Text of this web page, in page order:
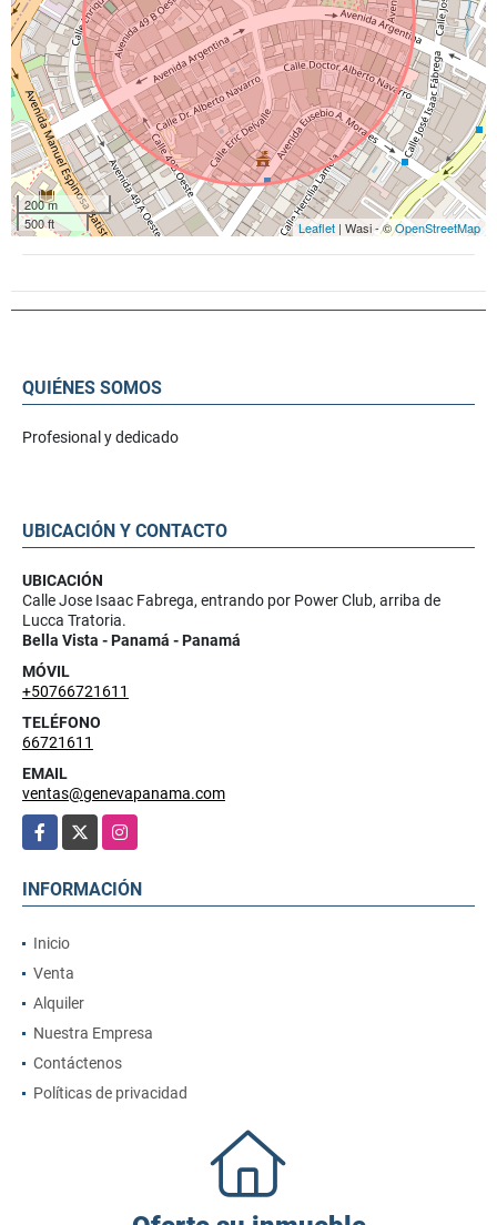
200 m
500 ft
Leaflet | Wasi - ©OpenStreetMap
QUIÉNES SOMOS
Profesional y dedicado
UBICACIÓN Y CONTACTO
UBICACIÓN
Calle Jose Isaac Fabrega, entrando por Power Club, arriba de
Lucca Tratoria.
Bella Vista - Panamá - Panamá
MÓVIL
+50766721611
TELÉFONO
66721611
EMAIL
ventas@genevapanama.com
Facebook
Instagram
INFORMACIÓN
Inicio
Venta
Alquiler
Nuestra Empresa
Contáctenos
Políticas de privacidad